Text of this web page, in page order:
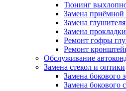
Тюнинг
Замена приёмной
Замена глушителя
Замена
Ремонт гофры
Ремонт
Обслуживание
Замена стекол и оптики
Замена бокового
Замена бокового